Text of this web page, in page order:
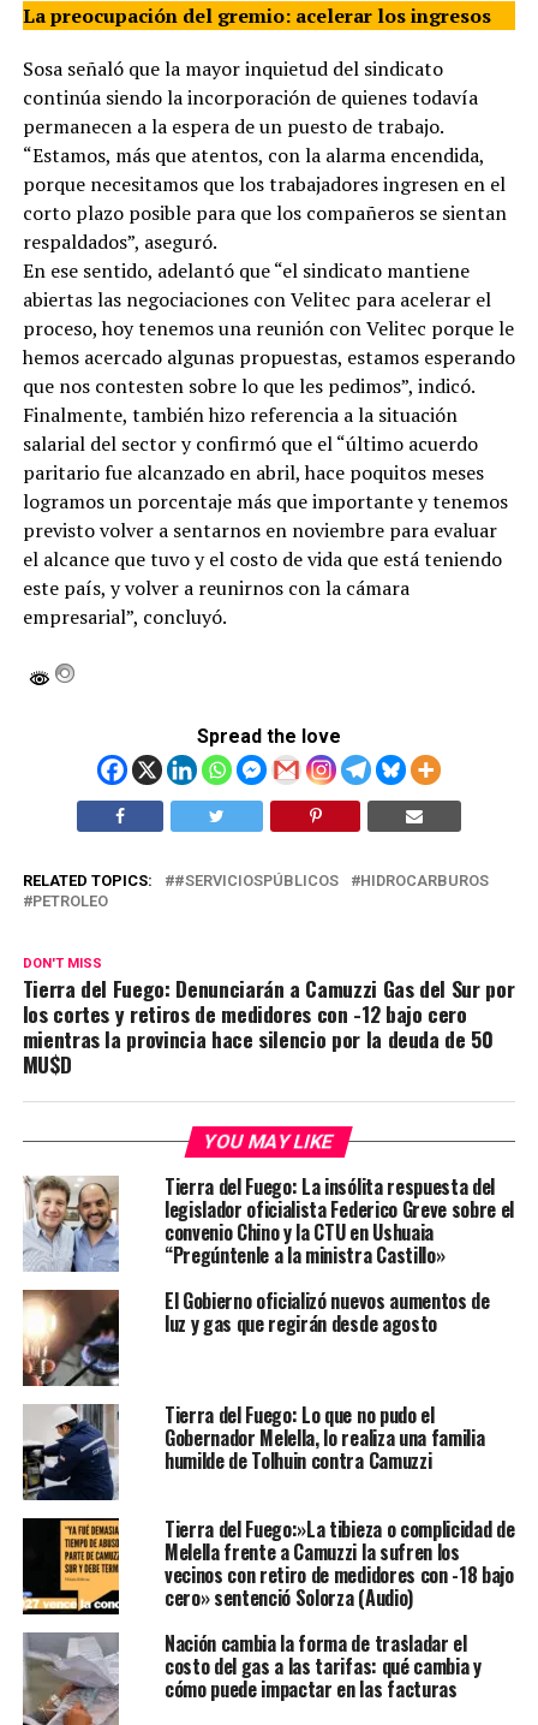
La preocupación del gremio: acelerar los ingresos
Sosa señaló que la mayor inquietud del sindicato
continúa siendo la incorporación de quienes todavía
permanecen a la espera de un puesto de trabajo.
“Estamos, más que atentos, con la alarma encendida,
porque necesitamos que los trabajadores ingresen en el
corto plazo posible para que los compañeros se sientan
respaldados”, aseguró.
En ese sentido, adelantó que “el sindicato mantiene
abiertas las negociaciones con Velitec para acelerar el
proceso, hoy tenemos una reunión con Velitec porque le
hemos acercado algunas propuestas, estamos esperando
que nos contesten sobre lo que les pedimos”, indicó.
Finalmente, también hizo referencia a la situación
salarial del sector y confirmó que el “último acuerdo
paritario fue alcanzado en abril, hace poquitos meses
logramos un porcentaje más que importante y tenemos
previsto volver a sentarnos en noviembre para evaluar
el alcance que tuvo y el costo de vida que está teniendo
este país, y volver a reunirnos con la cámara
empresarial”, concluyó.
Spread the love
RELATED TOPICS: #SERVICIOSPÚBLICOS
HIDROCARBUROS
PETROLEO
DON'T MISS
Tierra del Fuego: Denunciarán a Camuzzi Gas del Sur por
los cortes y retiros de medidores con -12 bajo cero
mientras la provincia hace silencio por la deuda de 50
MU$D
YOU MAY LIKE
Tierra del Fuego: La insólita respuesta del
legislador oficialista Federico Greve sobre el
convenio Chino y la CTU en Ushuaia
“Pregúntenle a la ministra Castillo»
El Gobierno oficializó nuevos aumentos de
luz y gas que regirán desde agosto
Tierra del Fuego: Lo que no pudo el
Gobernador Melella, lo realiza una familia
humilde de Tolhuin contra Camuzzi
Tierra del Fuego:»La tibieza o complicidad de
Melella frente a Camuzzi la sufren los
vecinos con retiro de medidores con -18 bajo
cero» sentenció Solorza (Audio)
Nación cambia la forma de trasladar el
costo del gas a las tarifas: qué cambia y
cómo puede impactar en las facturas